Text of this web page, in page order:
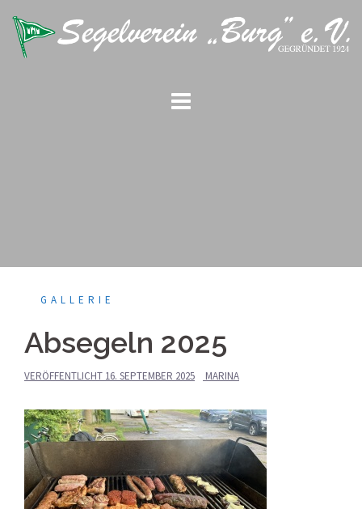
zum
Inhalt
GALLERIE
Absegeln 2025
VERÖFFENTLICHT 16. SEPTEMBER 2025 MARINA